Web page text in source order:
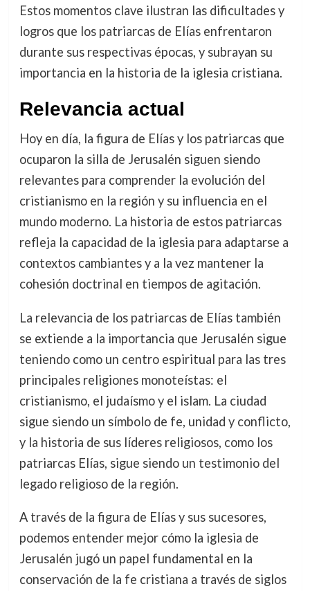
Estos momentos clave ilustran las dificultades y
logros que los patriarcas de Elías enfrentaron
durante sus respectivas épocas, y subrayan su
importancia en la historia de la iglesia cristiana.
Relevancia actual
Hoy en día, la figura de Elías y los patriarcas que
ocuparon la silla de Jerusalén siguen siendo
relevantes para comprender la evolución del
cristianismo en la región y su influencia en el
mundo moderno. La historia de estos patriarcas
refleja la capacidad de la iglesia para adaptarse a
contextos cambiantes y a la vez mantener la
cohesión doctrinal en tiempos de agitación.
La relevancia de los patriarcas de Elías también
se extiende a la importancia que Jerusalén sigue
teniendo como un centro espiritual para las tres
principales religiones monoteístas: el
cristianismo, el judaísmo y el islam. La ciudad
sigue siendo un símbolo de fe, unidad y conflicto,
y la historia de sus líderes religiosos, como los
patriarcas Elías, sigue siendo un testimonio del
legado religioso de la región.
A través de la figura de Elías y sus sucesores,
podemos entender mejor cómo la iglesia de
Jerusalén jugó un papel fundamental en la
conservación de la fe cristiana a través de siglos